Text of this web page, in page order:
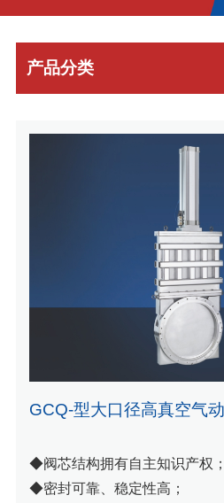
产品分类
GCQ-型大口径高真空气
◆阀芯结构拥有自主知识产权；
◆密封可靠、稳定性高；